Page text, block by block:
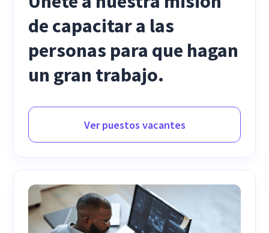
de capacitar a las
personas para que hagan
un gran trabajo.
Ver puestos vacantes